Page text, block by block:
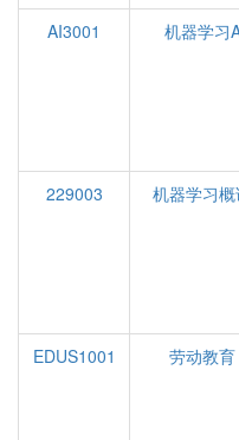
AI3001
机器学习
229003
机器学习
EDUS1001
劳动教育